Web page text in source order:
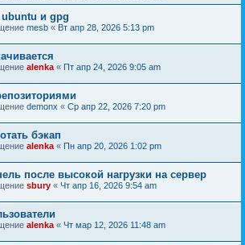
ubuntu и gpg
mesb « Вт апр 28, 2026 5:13 pm
alenka « Пт апр 24, 2026 9:05 am
demonx « Ср апр 22, 2026 7:20 pm
бэкап
alenka « Пн апр 20, 2026 1:02 pm
после высокой нагрузки на сервер
sbury « Чт апр 16, 2026 9:54 am
alenka « Чт мар 12, 2026 11:48 am